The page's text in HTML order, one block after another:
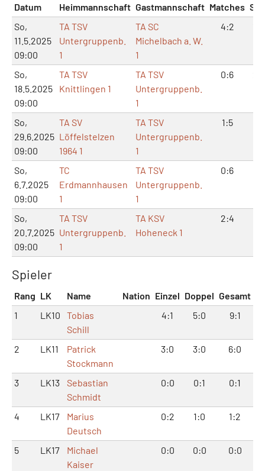
Datum Heimmannschaft Gastmannschaft Matches
So,
11.5.2025
09:00
TA TSV
Untergruppenb.
1
TA SC
Michelbach a. W.
1
4:2
So,
18.5.2025
09:00
TA TSV
Knittlingen 1
TA TSV
Untergruppenb.
1
0:6
So,
29.6.2025
09:00
TA SV
Löffelstelzen
1964 1
TA TSV
Untergruppenb.
1
1:5
So,
6.7.2025
09:00
TC
Erdmannhausen
1
TA TSV
Untergruppenb.
1
0:6
So,
20.7.2025
09:00
TA TSV
Untergruppenb.
1
TA KSV
Hoheneck 1
2:4
Spieler
Rang LK Name Nation Einzel Doppel Gesamt
1
LK10
Tobias
Schill
4:1 5:0 9:1
2 LK11
Patrick
Stockmann
3:0 3:0 6:0
3 LK13
Sebastian
Schmidt
0:0 0:1 0:1
4 LK17
Marius
Deutsch
0:2 1:0 1:2
5 LK17
Michael
Kaiser
0:0 0:0 0:0